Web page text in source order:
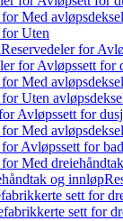
Med avløpsdeksel
for Uten
Reservedeler for
for Avløpssett for
Med avløpsdeksel
Uten
Avløpssett for
Med avløpsdeksel
Avløpssett for
Med dreiehåndtak
og innløp
sett for
sett for